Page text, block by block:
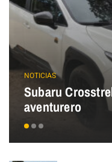
NOTICIAS
Subaru
aventurero